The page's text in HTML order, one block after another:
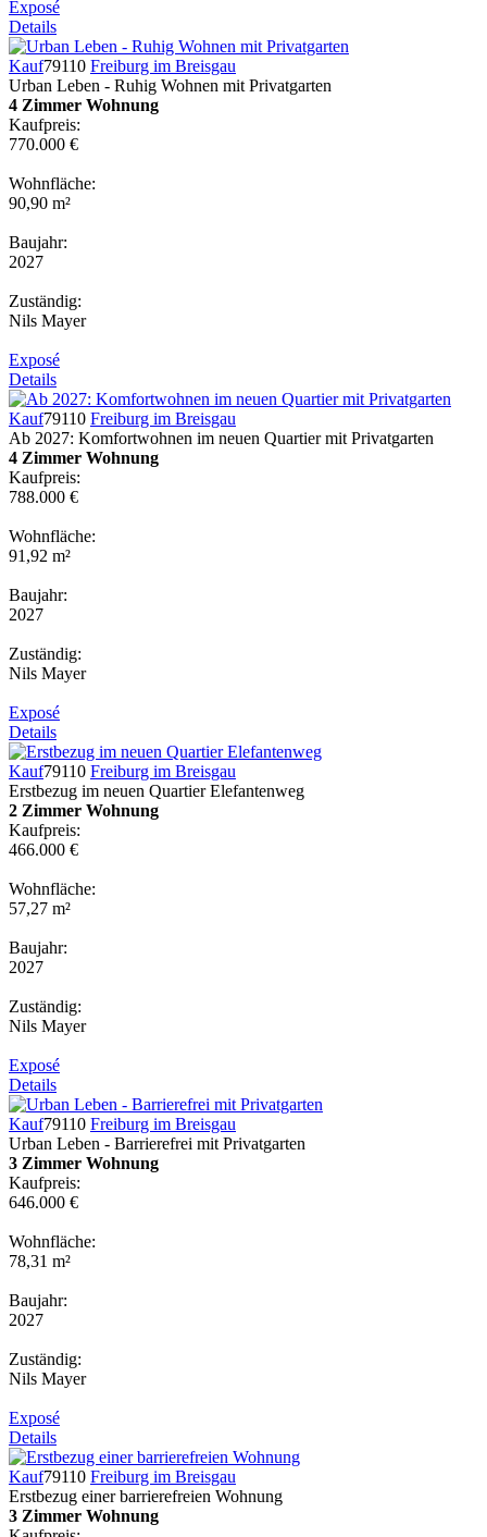
Exposé
Details
Kauf79110 Freiburg im Breisgau
Urban Leben - Ruhig Wohnen mit Privatgarten
4 Zimmer Wohnung
Kaufpreis:
770.000 €
Wohnfläche:
90,90 m²
Baujahr:
2027
Zuständig:
Nils Mayer
Exposé
Details
Kauf79110 Freiburg im Breisgau
Ab 2027: Komfortwohnen im neuen Quartier mit Privatgarten
4 Zimmer Wohnung
Kaufpreis:
788.000 €
Wohnfläche:
91,92 m²
Baujahr:
2027
Zuständig:
Nils Mayer
Exposé
Details
Kauf79110 Freiburg im Breisgau
Erstbezug im neuen Quartier Elefantenweg
2 Zimmer Wohnung
Kaufpreis:
466.000 €
Wohnfläche:
57,27 m²
Baujahr:
2027
Zuständig:
Nils Mayer
Exposé
Details
Kauf79110 Freiburg im Breisgau
Urban Leben - Barrierefrei mit Privatgarten
3 Zimmer Wohnung
Kaufpreis:
646.000 €
Wohnfläche:
78,31 m²
Baujahr:
2027
Zuständig:
Nils Mayer
Exposé
Details
Kauf79110 Freiburg im Breisgau
Erstbezug einer barrierefreien Wohnung
3 Zimmer Wohnung